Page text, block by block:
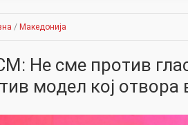
/ Македонија
Не сме против
модел кој отвора